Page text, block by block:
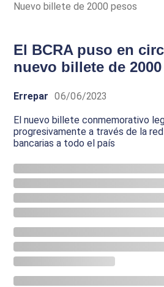
Nuevo billete de 2000 pesos
El BCRA puso en
nuevo billete de
Errepar 06/06/2023
El nuevo billete conmemorativo
progresivamente a través de la
bancarias a todo el país